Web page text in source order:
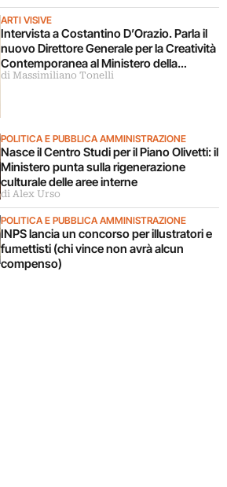
ARTI VISIVE
Intervista a Costantino D’Orazio. Parla il
nuovo Direttore Generale per la Creatività
Contemporanea al Ministero della
Cultura
di Massimiliano Tonelli
POLITICA E PUBBLICA AMMINISTRAZIONE
Nasce il Centro Studi per il Piano Olivetti: il
Ministero punta sulla rigenerazione
culturale delle aree interne
di Alex Urso
POLITICA E PUBBLICA AMMINISTRAZIONE
INPS lancia un concorso per illustratori e
fumettisti (chi vince non avrà alcun
compenso)